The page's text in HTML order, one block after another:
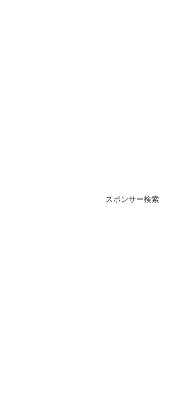
スポンサー検索